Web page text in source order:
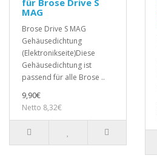
für Brose Drive S
MAG
Brose Drive S MAG
Gehäusedichtung
(Elektronikseite)Diese
Gehäusedichtung ist
passend für alle Brose ..
9,90€
Netto 8,32€